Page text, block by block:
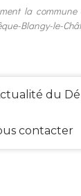
la commune
Blangy-le-
du
contacter